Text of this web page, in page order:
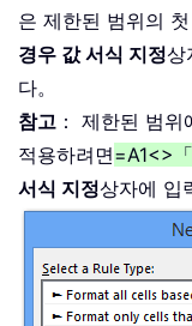
은 제한된 범위의
경우 값 서식 지정상
다。
참고 ： 제한된 범
적용하려면=A1<>「
서식 지정상자에 입